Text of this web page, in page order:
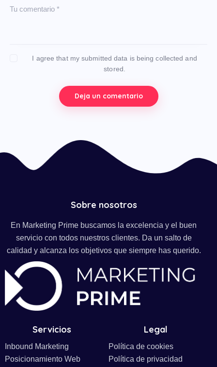
I agree that my submitted data is being collected and
stored.
Sobre nosotros
En Marketing Prime buscamos la excelencia y el buen
servicio con todos nuestros clientes. Da un salto de
calidad y alcanza los objetivos que siempre has querido.
Servicios
Inbound Marketing
Posicionamiento Web
Legal
Política de cookies
Política de privacidad